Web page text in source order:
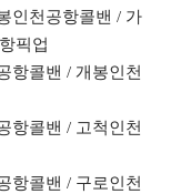
인천공항콜밴 / 가
픽업
항콜밴 / 개봉인천
항콜밴 / 고척인천
항콜밴 / 구로인천